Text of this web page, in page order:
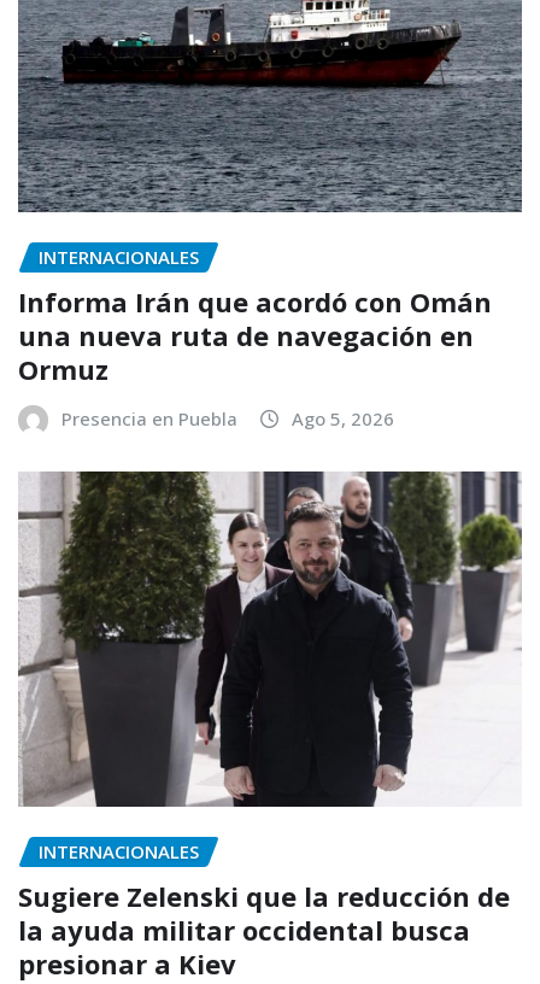
INTERNACIONALES
Informa Irán que acordó con Omán
una nueva ruta de navegación en
Ormuz
Presencia en Puebla Ago 5, 2026
INTERNACIONALES
Sugiere Zelenski que la reducción de
la ayuda militar occidental busca
presionar a Kiev